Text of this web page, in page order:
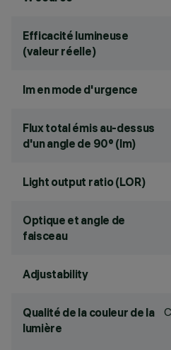
Efficacité lumineuse
(valeur réelle)
lm en mode d'urgence
Flux total émis au-dessus
d'un angle de 90° (lm)
Light output ratio (LOR)
Optique et angle de
faisceau
Adjustability
Qualité de la couleur de la
lumière